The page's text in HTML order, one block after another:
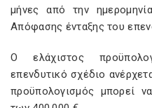
μήνες από την
Απόφασης ένταξης του
Ο ελάχιστος
επενδυτικό σχέδιο
προϋπολογισμός μπορεί